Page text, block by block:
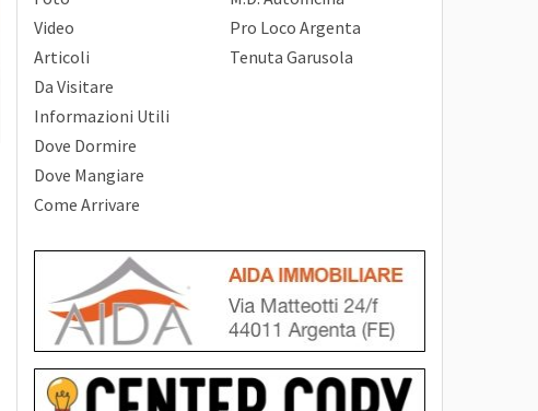
Video
Articoli
Da Visitare
Informazioni Utili
Dove Dormire
Dove Mangiare
Come Arrivare
Pro Loco Argenta
Tenuta Garusola